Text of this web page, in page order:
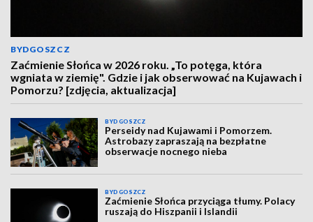
BYDGOSZCZ
Zaćmienie Słońca w 2026 roku. „To potęga, która
wgniata w ziemię". Gdzie i jak obserwować na Kujawach i
Pomorzu? [zdjęcia, aktualizacja]
BYDGOSZCZ
Perseidy nad Kujawami i Pomorzem.
Astrobazy zapraszają na bezpłatne
obserwacje nocnego nieba
BYDGOSZCZ
Zaćmienie Słońca przyciąga tłumy. Polacy
ruszają do Hiszpanii i Islandii